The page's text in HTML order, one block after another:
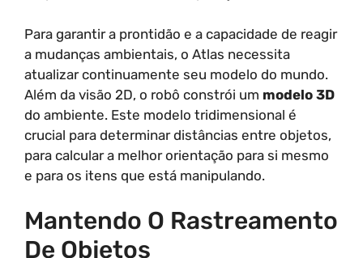
Para garantir a prontidão e a capacidade de reagir
a mudanças ambientais, o Atlas necessita
atualizar continuamente seu modelo do mundo.
Além da visão 2D, o robô constrói um modelo 3D
do ambiente. Este modelo tridimensional é
crucial para determinar distâncias entre objetos,
para calcular a melhor orientação para si mesmo
e para os itens que está manipulando.
Mantendo O Rastreamento
De Objetos